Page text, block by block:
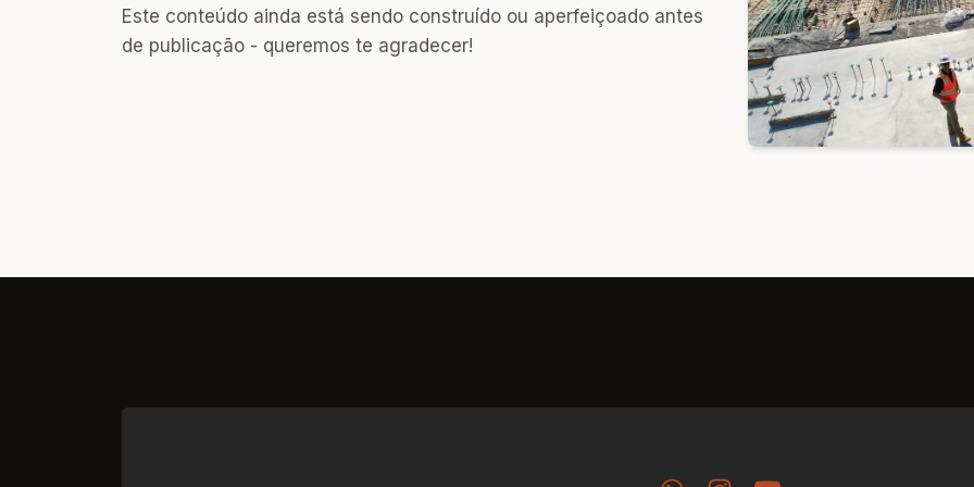
Este conteúdo ainda está sendo construído ou aperfeiçoado antes
de publicação - queremos te agradecer!